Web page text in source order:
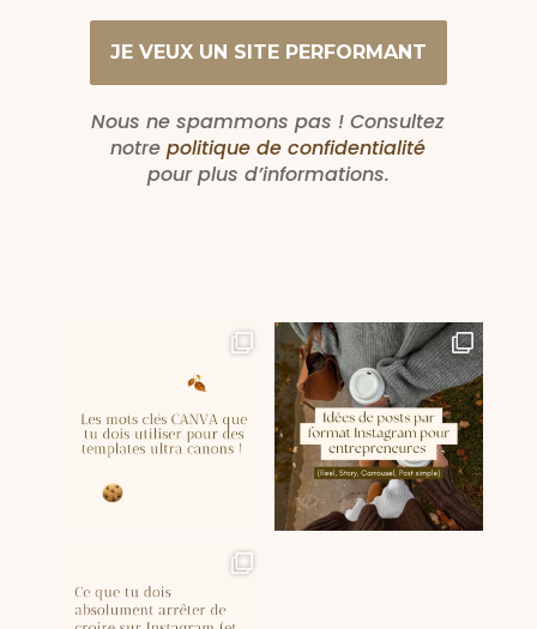
Nous ne spammons pas ! Consultez
notrepolitique de confidentialité
pour plus d’informations.